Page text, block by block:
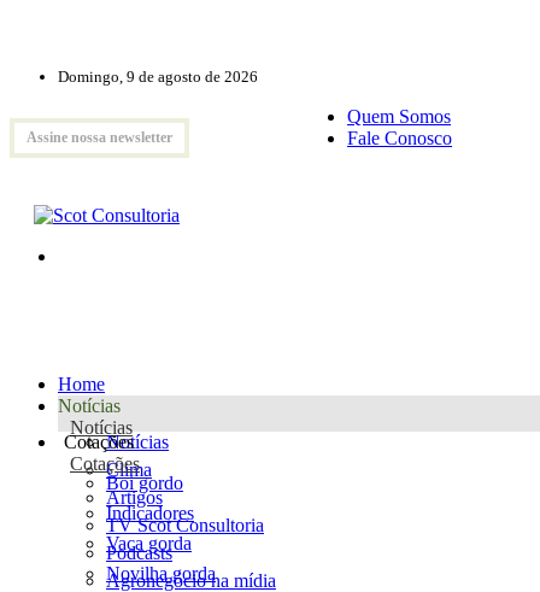
Domingo, 9 de agosto de 2026
Assine nossa newsletter
Quem Somos
Fale Conosco
Home
Notícias
Notícias
Notícias
Clima
Artigos
TV Scot Consultoria
Podcasts
Agronegócio na mídia
Cotações
Cotações
Boi gordo
Indicadores
Vaca gorda
Novilha gorda